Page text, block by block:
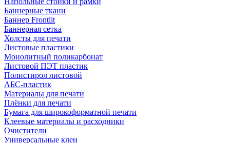
Баннерные ткани
Баннер Frontlit
Баннерная сетка
Холсты для печати
Листовые пластики
Монолитный поликарбонат
Листовой ПЭТ пластик
Полистирол листовой
АБС-пластик
Материалы для печати
Плёнки для печати
Бумага для широкоформатной печати
Клеевые материалы и расходники
Очистители
Универсальные клеи